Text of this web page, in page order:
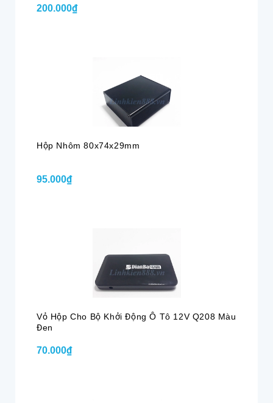
200.000₫
Hộp Nhôm 80x74x29mm
95.000₫
Vỏ Hộp Cho Bộ Khởi Động Ô Tô 12V Q208 Màu
Đen
70.000₫